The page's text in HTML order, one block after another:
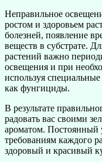
Неправильное
ростом и здоровьем
болезней, появление
веществ в субстрате.
растений важно
освещения и при
используя
как фунгициды.
В результате
радовать вас своими
ароматом.
требованиям каждого
здоровый и красивый